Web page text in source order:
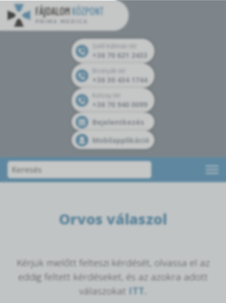
+36 70 621 2433
+36 30 434 1744
+36 70 940 0099
Bejelentkezés
Mobilapplikáció
Orvos válaszol
Kérjük mielőtt felteszi kérdését, olvassa el az
eddig feltett kérdéseket, és az azokra adott
válaszokat ITT.